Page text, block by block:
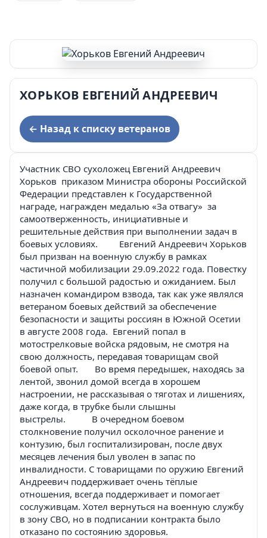
ХОРЬКОВ ЕВГЕНИЙ АНДРЕЕВИЧ
← Назад к списку ветеранов
Участник СВО сухоложец Евгений Андреевич
Хорьков приказом Министра обороны Российской
Федерации представлен к Государственной
награде, награжден медалью «За отвагу» за
самоотверженность, инициативные и
решительные действия при выполнении задач в
боевых условиях. Евгений Андреевич Хорьков
был призван на военную службу в рамках
частичной мобилизации 29.09.2022 года. Повестку
получил с большой радостью и ожиданием. Был
назначен командиром взвода, так как уже являлся
ветераном боевых действий за обеспечение
безопасности и защиты россиян в Южной Осетии
в августе 2008 года. Евгений попал в
мотострелковые войска рядовым, не смотря на
свою должность, передавая товарищам свой
боевой опыт. Во время передышек, находясь за
лентой, звонил домой всегда в хорошем
настроении, не рассказывая о тяготах и лишениях,
даже когда, в трубке были слышны
выстрелы. В очередном боевом
столкновение получил осколочное ранение и
контузию, был госпитализирован, после двух
месяцев лечения был уволен в запас по
инвалидности. С товарищами по оружию Евгений
Андреевич поддерживает очень тёплые
отношения, всегда поддерживает и помогает
сослуживцам. Хотел вернуться на военную службу
в зону СВО, но в подписании контракта было
отказано по состоянию здоровья.